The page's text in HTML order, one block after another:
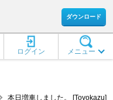
ダウンロード
メニュー
ログイン
本日増車しました。 [Toyokazu]